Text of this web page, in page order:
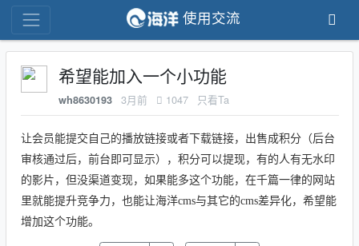
使用交流
希望能加入一个小功能
wh8630193 3月前 1047 只看Ta
让会员能提交自己的播放链接或者下载链接，出售成积分（后台
审核通过后，前台即可显示），积分可以提现，有的人有无水印
的影片，但没渠道变现，如果能多这个功能，在千篇一律的网站
里就能提升竞争力，也能让海洋cms与其它的cms差异化，希望能
增加这个功能。